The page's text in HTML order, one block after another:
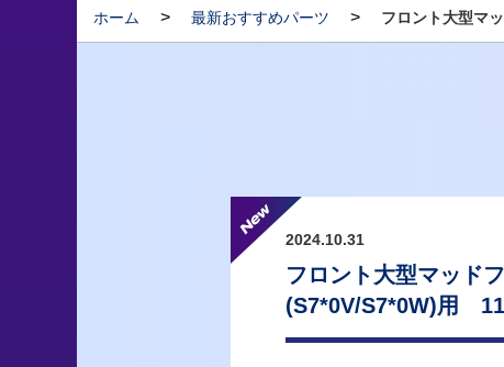
ホーム > 最新おすすめパーツ > フロント大型マ
2024.10.31
フロント大型マッド
(S7*0V/S7*0W)用